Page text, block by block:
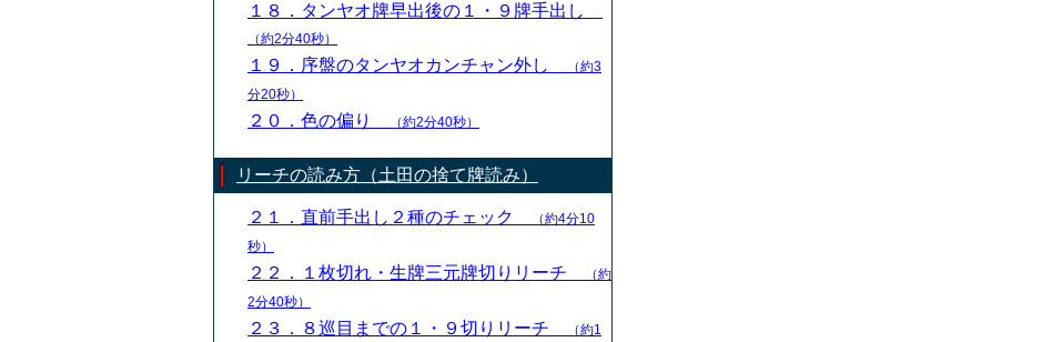
１８．タンヤオ牌早出後の１・９牌手出し
（約2分40秒）
１９．序盤のタンヤオカンチャン外し
（約3
分20秒）
２０．色の偏り （約2分40秒）
リーチの読み方（土田の捨て牌読み）
２１．直前手出し２種のチェック
（約4分10
秒）
２２．１枚切れ・生牌三元牌切りリーチ
（約
2分40秒）
２３．８巡目までの１・９切りリーチ
（約1